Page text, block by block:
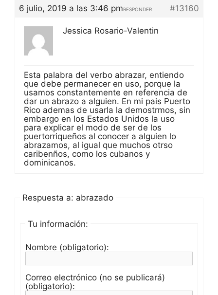
6 julio, 2019 a las 3:46 pm
#13160
RESPONDER
Jessica Rosario-Valentin
Esta palabra del verbo abrazar, entiendo
que debe permanecer en uso, porque la
usamos constantemente en referencia de
dar un abrazo a alguien. En mi pais Puerto
Rico ademas de usarla la demostrmos, sin
embargo en los Estados Unidos la uso
para explicar el modo de ser de los
puertorriqueños al conocer a alguien lo
abrazamos, al igual que muchos otrso
caribenños, como los cubanos y
dominicanos.
Respuesta a: abrazado
Tu información:
Nombre (obligatorio):
Correo electrónico (no se publicará)
(obligatorio):